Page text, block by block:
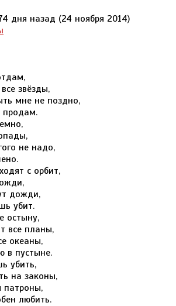
дня назад (24 ноября 2014)
звёзды,
мне не поздно,
продам.
не надо,
с орбит,
дожди,
убит.
остыну,
все планы,
океаны,
в пустыне.
убить,
на законы,
патроны,
любить.